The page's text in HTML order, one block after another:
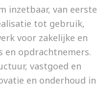
inzetbaar, van eerste
tot gebruik,
voor zakelijke en
en opdrachtnemers.
vastgoed en
en onderhoud in